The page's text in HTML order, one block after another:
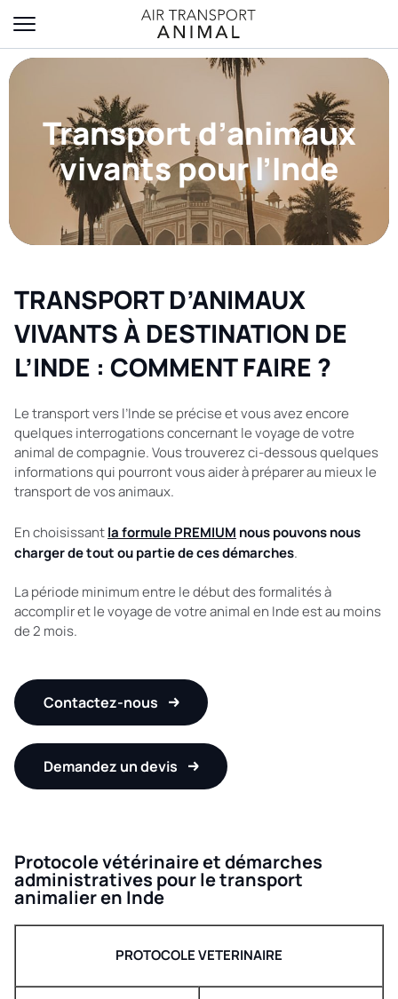
Transport d’animaux
vivants pour l’Inde
TRANSPORT D’ANIMAUX
VIVANTS À DESTINATION DE
L’INDE : COMMENT FAIRE ?
Le transport vers l’Inde se précise et vous avez encore
quelques interrogations concernant le voyage de votre
animal de compagnie. Vous trouverez ci-dessous quelques
informations qui pourront vous aider à préparer au mieux le
transport de vos animaux.
En choisissantla formule PREMIUM nous pouvons nous
charger de tout ou partie de ces démarches.
La période minimum entre le début des formalités à
accomplir et le voyage de votre animal en Inde est au moins
de 2 mois.
Contactez-nous
Demandez un devis
Protocole vétérinaire et démarches
administratives pour le transport
animalier en Inde
PROTOCOLE VETERINAIRE